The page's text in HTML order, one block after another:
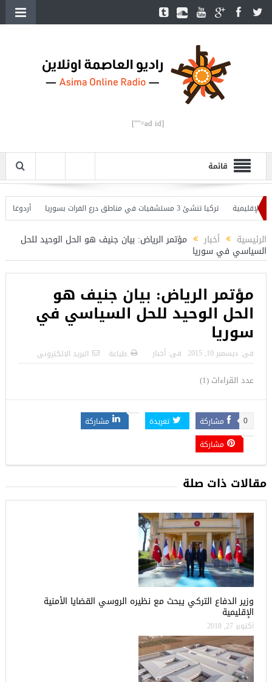
[ad id=""]
قائمة
تركيا تنشئ 3 مستشفيات في مناطق درع الفرات بسوريا
أردوغان
الرئيسية أخبار مؤتمر الرياض: بيان جنيف هو الحل الوحيد للحل
السياسي في سوريا
مؤتمر الرياض: بيان جنيف هو
الحل الوحيد للحل السياسي في
سوريا
فى: ديسمبر 10, 2015 فى: أخبار طباعة البريد الالكترونى
عدد القراءات (1)
مشاركة 0 تغريدة
مشاركة
مشاركة
مقالات ذات صلة
وزير الدفاع التركي يبحث مع نظيره الروسي القضايا الأمنية
الإقليمية
أكتوبر 27, 2018